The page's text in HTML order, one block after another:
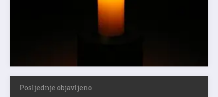
Posljednje objavljeno